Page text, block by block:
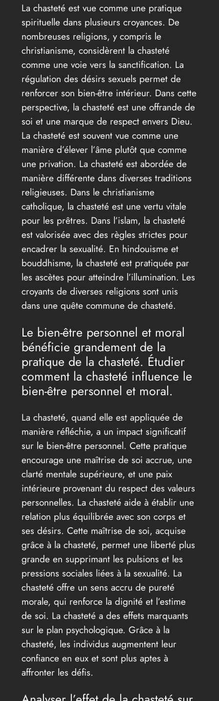
La chasteté est vue comme une pratique
spirituelle dans plusieurs croyances. De
nombreuses religions, y compris le
christianisme, considèrent la chasteté
comme une voie vers la sanctification. La
régulation des désirs sexuels permet de
renforcer son bien-être intérieur. Dans cette
perspective, la chasteté est une offrande de
soi et une marque de respect envers Dieu.
La chasteté est souvent vue comme une
manière d’élever l’âme plutôt que comme
une privation. La chasteté est abordée de
manière différente dans diverses traditions
religieuses. Dans le christianisme
catholique, la chasteté est une vertu vitale
pour les prêtres. Dans l’islam, la chasteté
est valorisée avec des règles strictes pour
encadrer la sexualité. En hindouisme et
bouddhisme, la chasteté est pratiquée par
les ascètes pour atteindre l’illumination. Les
croyants de diverses religions sont unis
dans une quête commune de chasteté.
Le bien-être personnel et moral
bénéficie grandement de la
pratique de la chasteté. Étudier
comment la chasteté influence le
bien-être personnel et moral.
La chasteté, quand elle est appliquée de
manière réfléchie, a un impact significatif
sur le bien-être personnel. Cette pratique
encourage une maîtrise de soi accrue, une
clarté mentale supérieure, et une paix
intérieure provenant du respect des valeurs
personnelles. La chasteté aide à établir une
relation plus équilibrée avec son corps et
ses désirs. Cette maîtrise de soi, acquise
grâce à la chasteté, permet une liberté plus
grande en supprimant les pulsions et les
pressions sociales liées à la sexualité. La
chasteté offre un sens accru de pureté
morale, qui renforce la dignité et l’estime
de soi. La chasteté a des effets marquants
sur le plan psychologique. Grâce à la
chasteté, les individus augmentent leur
confiance en eux et sont plus aptes à
affronter les défis.